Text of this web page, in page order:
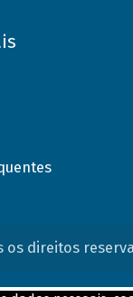
os direitos